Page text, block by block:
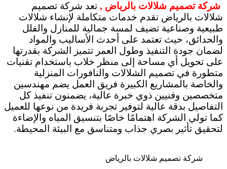
شركة تصميم شلالات بالرياض , تعد شركة تصميم
شلالات بالرياض تقدم خدمات متكاملة لإنشاء شلالات
طبيعية وصناعية تضيف لمسة جمالية للمنازل والفلل
والحدائق، حيث تعتمد على أحدث الأساليب والمواد
لضمان جودة التنفيذ وطول العمر تتميز الشركة بقدرتها
على تحويل أي مساحة إلى منظر خلاب باستخدام تقنيات
متطورة في تصميم الشلالات والنافورات المنزلية
والخاصة بالمشاريع الكبيرة فريق العمل يضم مهندسين
متخصصين وفنيين ذوي خبرة عالية، يضمنون تنفيذ كل
التفاصيل بدقة عالية لتوفير تجربة فريدة من نوعها للعميل
كما تولي الشركة اهتمامًا خاصًا بتنسيق المياه والإضاءة
لتحقيق تأثير بصري جذاب ومتناسق مع البيئة المحيطة.
شركة تصميم شلالات بالرياض